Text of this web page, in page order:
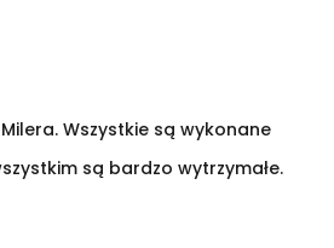
Wszystkie są wykonane
są bardzo wytrzymałe.